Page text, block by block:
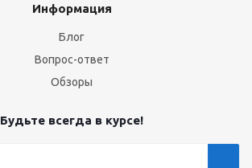
Информация
Блог
Вопрос-ответ
Обзоры
Будьте всегда в курсе!